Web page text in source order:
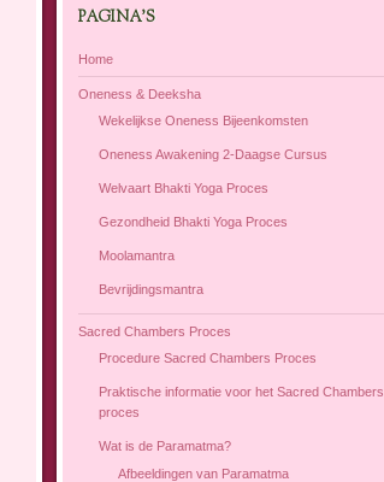
PAGINA’S
Home
Oneness & Deeksha
Wekelijkse Oneness Bijeenkomsten
Oneness Awakening 2-Daagse Cursus
Welvaart Bhakti Yoga Proces
Gezondheid Bhakti Yoga Proces
Moolamantra
Bevrijdingsmantra
Sacred Chambers Proces
Procedure Sacred Chambers Proces
Praktische informatie voor het Sacred Chambers
proces
Wat is de Paramatma?
Afbeeldingen van Paramatma